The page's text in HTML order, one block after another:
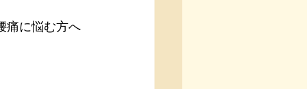
痛に悩む方へ